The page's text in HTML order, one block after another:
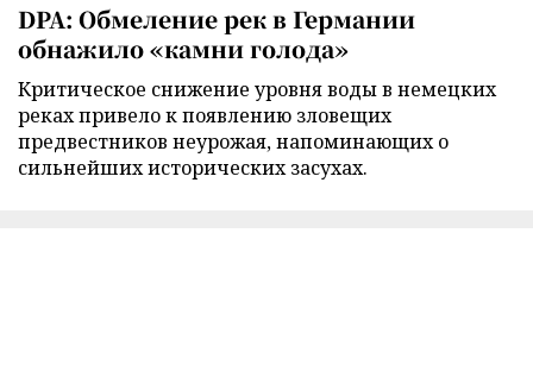
DPA: Обмеление рек в Германии
обнажило «камни голода»
Критическое снижение уровня воды в немецких
реках привело к появлению зловещих
предвестников неурожая, напоминающих о
сильнейших исторических засухах.